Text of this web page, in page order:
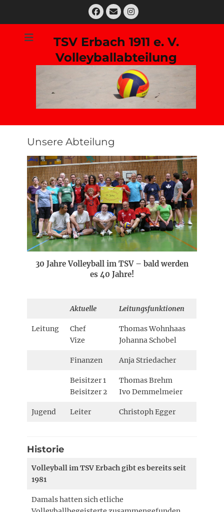
Facebook
E-
Mail
Instagram
TSV Erbach 1911 e. V.
Volleyballabteilung
Unsere Abteilung
30 Jahre Volleyball im TSV – bald werden
es 40 Jahre!
Aktuelle Leitungsfunktionen
Leitung
Chef
Vize
Thomas Wohnhaas
Johanna Schobel
Finanzen Anja Striedacher
Beisitzer 1
Beisitzer 2
Thomas Brehm
Ivo Demmelmeier
Jugend Leiter Christoph Egger
Historie
Volleyball im TSV Erbach gibt es bereits seit
1981
Damals hatten sich etliche